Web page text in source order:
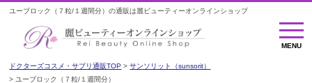
ユーブロック（７粒/１週間分）の通販は麗ビューティーオンラインショップ
MENU
MENU
ドクターズコスメ・サプリ通販TOP
サンソリット（sunsorit）
ユーブロック（７粒/１週間分）